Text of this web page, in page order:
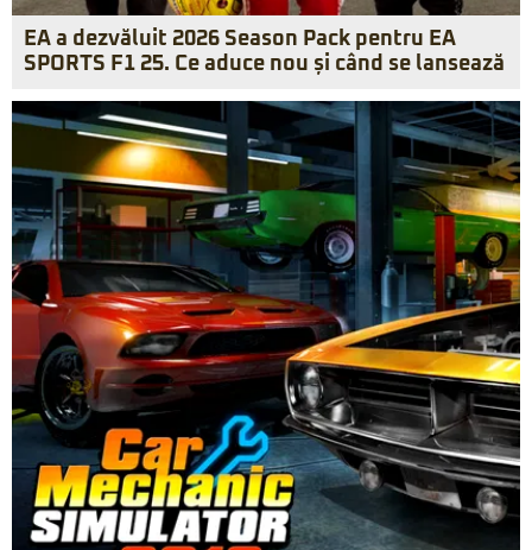
EA a dezvăluit 2026 Season Pack pentru EA
SPORTS F1 25. Ce aduce nou și când se lansează